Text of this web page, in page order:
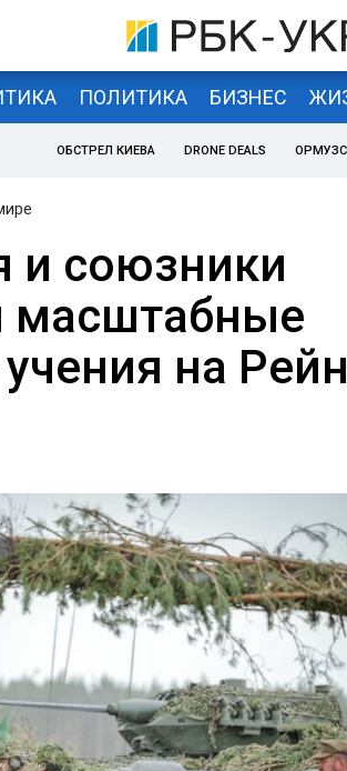
ПОЛИТИКА БИЗНЕС
ОБСТРЕЛ КИЕВА DRONE DEALS
и союзники
масштабные
на